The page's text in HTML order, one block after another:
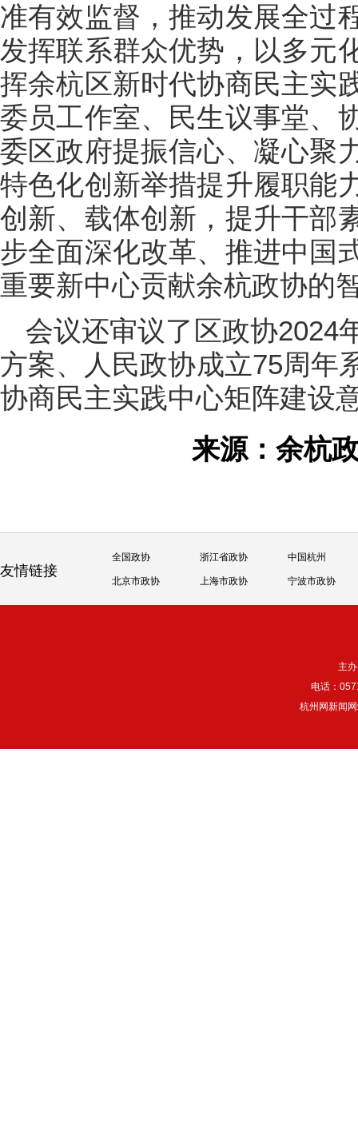
准有效监督，推动发展全过
发挥联系群众优势，以多元
挥余杭区新时代协商民主实
委员工作室、民生议事堂、
委区政府提振信心、凝心聚
特色化创新举措提升履职能
创新、载体创新，提升干部
步全面深化改革、推进中国
重要新中心贡献余杭政协的
会议还审议了区政协2024
方案、人民政协成立75周年
协商民主实践中心矩阵建设
来源：余
友情链接
全国政协 浙江省政协 中国杭州
北京市政协 上海市政协 宁波市政协
主
电话：
杭州网新闻